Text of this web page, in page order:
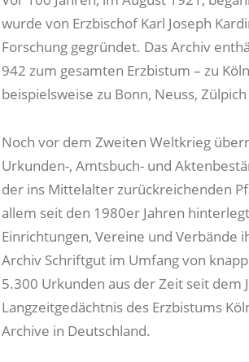
wurde von Erzbischof Karl Joseph
Forschung gegründet. Das Archiv
942 zum gesamten Erzbistum – zu
beispielsweise zu Bonn, Neuss,
Noch vor dem Zweiten Weltkrieg
Urkunden-, Amtsbuch- und
der ins Mittelalter zurückreichenden
allem seit den 1980er Jahren
Einrichtungen, Vereine und
Archiv Schriftgut im Umfang von
5.300 Urkunden aus der Zeit seit dem
Langzeitgedächtnis des Erzbistums
Archive in Deutschland.